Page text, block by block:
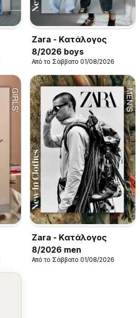
Zara - Kατάλογος
8/2026 boys
Από το Σάββατο 01/08/2026
Zara - Kατάλογος
8/2026 men
Από το Σάββατο 01/08/2026